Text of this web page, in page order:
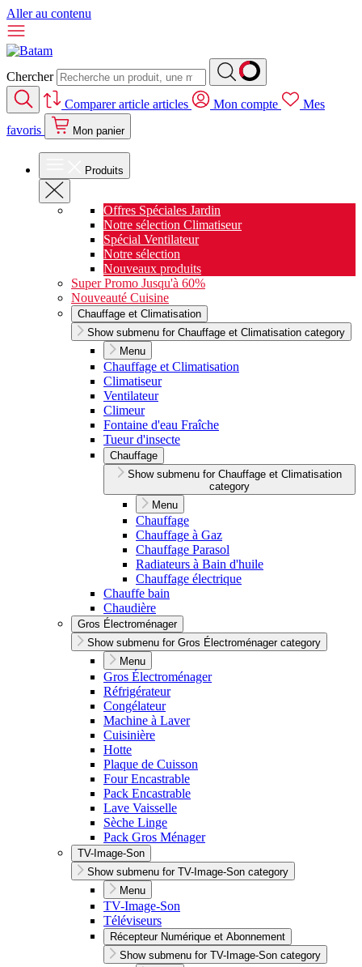
Aller au contenu
Chercher
Comparerarticle articles Mon compte
Mes
favoris
Mon panier
Produits
Offres Spéciales Jardin
Notre sélection Climatiseur
Spécial Ventilateur
Notre sélection
Nouveaux produits
Super Promo Jusqu'à 60%
Nouveauté Cuisine
Chauffage et Climatisation
Show submenu for Chauffage et Climatisation category
Menu
Chauffage et Climatisation
Climatiseur
Ventilateur
Climeur
Fontaine d'eau Fraîche
Tueur d'insecte
Chauffage
Show submenu for Chauffage et Climatisation
category
Menu
Chauffage
Chauffage à Gaz
Chauffage Parasol
Radiateurs à Bain d'huile
Chauffage électrique
Chauffe bain
Chaudière
Gros Électroménager
Show submenu for Gros Électroménager category
Menu
Gros Électroménager
Réfrigérateur
Congélateur
Machine à Laver
Cuisinière
Hotte
Plaque de Cuisson
Four Encastrable
Pack Encastrable
Lave Vaisselle
Sèche Linge
Pack Gros Ménager
TV-Image-Son
Show submenu for TV-Image-Son category
Menu
TV-Image-Son
Téléviseurs
Récepteur Numérique et Abonnement
Show submenu for TV-Image-Son category